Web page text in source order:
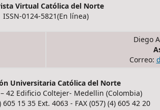
Virtual Católica del Norte
ISSN-0124-5821(En línea)
Diego
Correo:
Universitaria Católica del Norte
42 Edificio Coltejer- Medellin (Colombia)
15 35 Ext. 4063 - FAX (057) (4) 605 42 20